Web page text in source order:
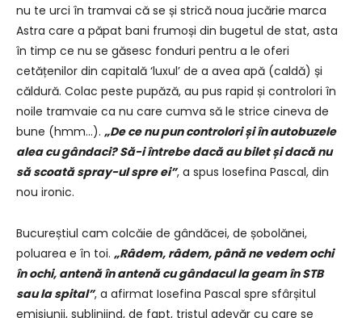
nu te urci în tramvai că se și strică noua jucărie marca
Astra care a păpat bani frumoși din bugetul de stat, asta
în timp ce nu se găsesc fonduri pentru a le oferi
cetățenilor din capitală ‘luxul’ de a avea apă (caldă) și
căldură. Colac peste pupăză, au pus rapid și controlori în
noile tramvaie ca nu care cumva să le strice cineva de
bune (hmm…). „De ce nu pun controlori și în autobuzele
alea cu gândaci? Să-i întrebe dacă au bilet și dacă nu
să scoată spray-ul spre ei”, a spus Iosefina Pascal, din
nou ironic.
Bucureștiul cam colcăie de gândăcei, de șobolănei,
poluarea e în toi. „Râdem, râdem, până ne vedem ochi
în ochi, antenă în antenă cu gândacul la geam în STB
sau la spital”, a afirmat Iosefina Pascal spre sfârșitul
emisiunii, subliniind, de fapt, tristul adevăr cu care se